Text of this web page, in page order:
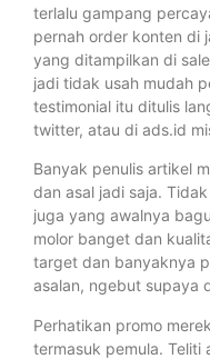
terlalu gampang
pernah order konten di
yang ditampilkan di
jadi tidak usah mudah
testimonial itu ditulis
twitter, atau di ads.id
Banyak penulis artikel
dan asal jadi saja.
juga yang awalnya
molor banget dan
target dan banyaknya
asalan, ngebut supaya
Perhatikan promo
termasuk pemula. Teliti